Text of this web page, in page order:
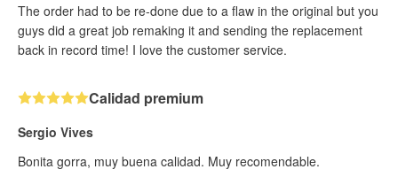
The order had to be re-done due to a flaw in the original but you
guys did a great job remaking it and sending the replacement
back in record time! I love the customer service.
Calidad premium
Sergio Vives
Bonita gorra, muy buena calidad. Muy recomendable.